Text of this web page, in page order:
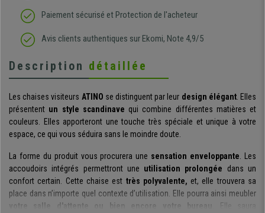
Paiement sécurisé et Protection de l'acheteur
Avis clients authentiques sur Ekomi, Note 4,9/5
Description détaillée
Les chaises visiteurs ATINO se distinguent par leur design élégant. Elles
présentent un style scandinave qui combine différentes matières et
couleurs. Elles apporteront une touche très spéciale et unique à votre
espace, ce qui vous séduira sans le moindre doute.
La forme du produit vous procurera une sensation enveloppante. Les
accoudoirs intégrés permettront une utilisation prolongée dans un
confort certain. Cette chaise est très polyvalente, et, elle trouvera sa
place dans n’importe quel contexte d’utilisation. Elle pourra ainsi meubler
votre salle d'attente ou bien encore votre bureau
. Elle saura